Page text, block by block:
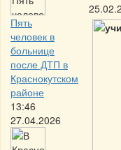
Пять
человек в
больнице
после ДТП в
Краснокутском
районе
13:46
27.04.2026